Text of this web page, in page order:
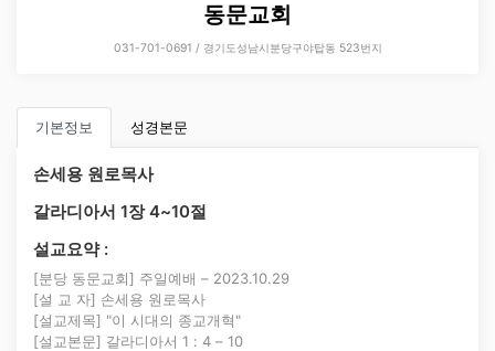
동문교회
031-701-0691 / 경기도성남시분당구야탑동 523번지
기본정보 성경본문
손세용 원로목사
갈라디아서 1장 4~10절
설교요약 :
[분당 동문교회] 주일예배 – 2023.10.29
[설 교 자] 손세용 원로목사
[설교제목] "이 시대의 종교개혁"
[설교본문] 갈라디아서 1 : 4 – 10